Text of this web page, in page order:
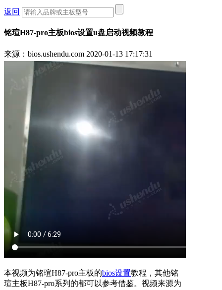
返回
铭瑄H87-pro主板bios设置u盘启动视频教程
来源：bios.ushendu.com 2020-01-13 17:17:31
本视频为铭瑄H87-pro主板的bios设置教程，其他铭
瑄主板H87-pro系列的都可以参考借鉴。视频来源为